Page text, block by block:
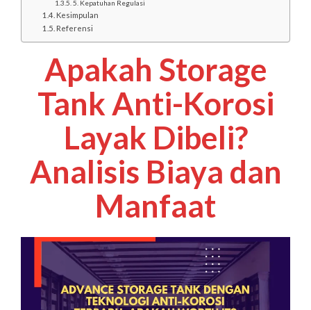
5. Kepatuhan Regulasi
Kesimpulan
Referensi
Apakah Storage
Tank Anti-Korosi
Layak Dibeli?
Analisis Biaya dan
Manfaat